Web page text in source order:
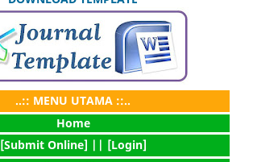
..:: MENU UTAMA ::..
Home
[Submit Online] | | [Login]